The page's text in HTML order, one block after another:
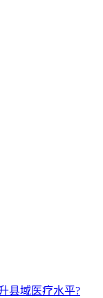
县域医疗水平?